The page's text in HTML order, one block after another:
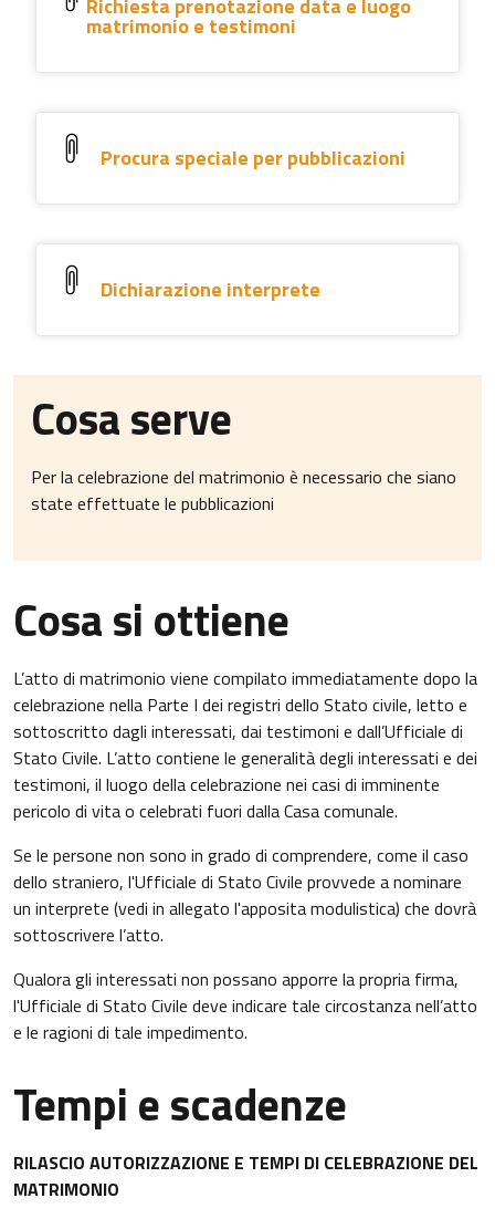
Richiesta prenotazione data e luogo
matrimonio e testimoni
Procura speciale per pubblicazioni
Dichiarazione interprete
Cosa serve
Per la celebrazione del matrimonio è necessario che siano
state effettuate le pubblicazioni
Cosa si ottiene
L’atto di matrimonio viene compilato immediatamente dopo la
celebrazione nella Parte I dei registri dello Stato civile, letto e
sottoscritto dagli interessati, dai testimoni e dall’Ufficiale di
Stato Civile. L’atto contiene le generalità degli interessati e dei
testimoni, il luogo della celebrazione nei casi di imminente
pericolo di vita o celebrati fuori dalla Casa comunale.
Se le persone non sono in grado di comprendere, come il caso
dello straniero, l'Ufficiale di Stato Civile provvede a nominare
un interprete (vedi in allegato l'apposita modulistica) che dovrà
sottoscrivere l’atto.
Qualora gli interessati non possano apporre la propria firma,
l'Ufficiale di Stato Civile deve indicare tale circostanza nell’atto
e le ragioni di tale impedimento.
Tempi e scadenze
RILASCIO AUTORIZZAZIONE E TEMPI DI CELEBRAZIONE DEL
MATRIMONIO